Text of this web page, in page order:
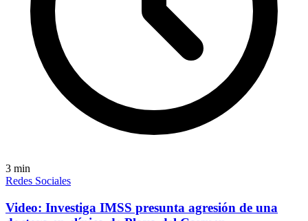
3 min
Redes Sociales
Video: Investiga IMSS presunta agresión de una